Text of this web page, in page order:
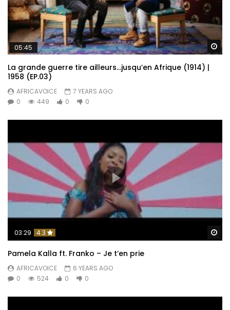
05:45
La grande guerre tire ailleurs…jusqu’en Afrique (1914) |
1958 (EP.03)
AFRICAVOICE
7 YEARS AGO
0
449 0 0
03:29 4.3
Pamela Kalla ft. Franko – Je t’en prie
AFRICAVOICE
6 YEARS AGO
0
524 0 0